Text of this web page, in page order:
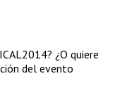
¿O quiere
del evento